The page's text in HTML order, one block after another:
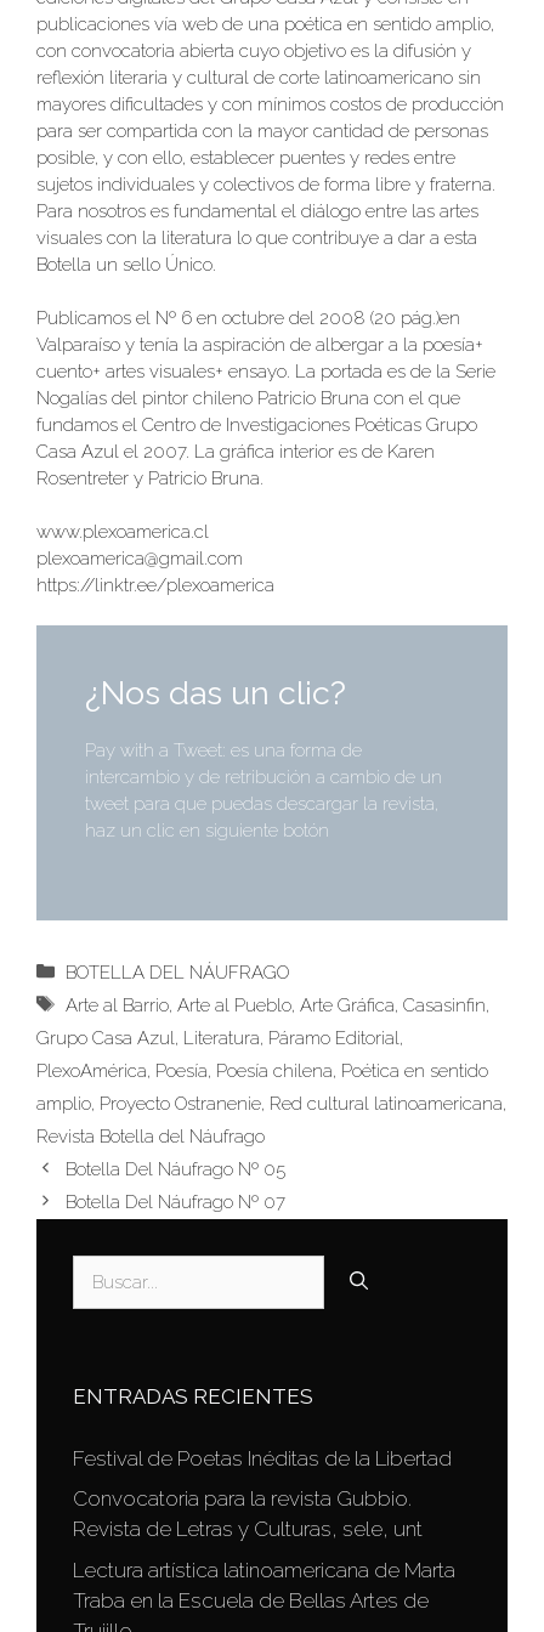
publicaciones vía web de una poética en sentido amplio,
con convocatoria abierta cuyo objetivo es la difusión y
reflexión literaria y cultural de corte latinoamericano sin
mayores dificultades y con mínimos costos de producción
para ser compartida con la mayor cantidad de personas
posible, y con ello, establecer puentes y redes entre
sujetos individuales y colectivos de forma libre y fraterna.
Para nosotros es fundamental el diálogo entre las artes
visuales con la literatura lo que contribuye a dar a esta
Botella un sello Único.
Publicamos el Nº 6 en octubre del 2008 (20 pág.)en
Valparaíso y tenía la aspiración de albergar a la poesía+
cuento+ artes visuales+ ensayo. La portada es de la Serie
Nogalías del pintor chileno Patricio Bruna con el que
fundamos el Centro de Investigaciones Poéticas Grupo
Casa Azul el 2007. La gráfica interior es de Karen
Rosentreter y Patricio Bruna.
www.plexoamerica.cl
plexoamerica@gmail.com
https://linktr.ee/plexoamerica
¿Nos das un clic?
Pay with a Tweet: es una forma de
intercambio y de retribución a cambio de un
tweet para que puedas descargar la revista,
haz un clic en siguiente botón
Categorías
BOTELLA DEL NÁUFRAGO
Etiquetas
Arte al Barrio, Arte al Pueblo, Arte Gráfica, Casasinfin,
Grupo Casa Azul, Literatura, Páramo Editorial,
PlexoAmérica, Poesía, Poesía chilena, Poética en sentido
amplio, Proyecto Ostranenie, Red cultural latinoamericana,
Revista Botella del Náufrago
Botella Del Náufrago Nº 05
Botella Del Náufrago Nº 07
ENTRADAS RECIENTES
Festival de Poetas Inéditas de la Libertad
Convocatoria para la revista Gubbio.
Revista de Letras y Culturas, sele, unt
Lectura artística latinoamericana de Marta
Traba en la Escuela de Bellas Artes de